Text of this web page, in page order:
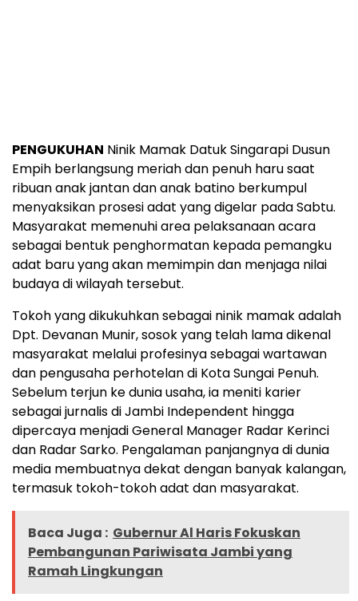
PENGUKUHAN Ninik Mamak Datuk Singarapi Dusun
Empih berlangsung meriah dan penuh haru saat
ribuan anak jantan dan anak batino berkumpul
menyaksikan prosesi adat yang digelar pada Sabtu.
Masyarakat memenuhi area pelaksanaan acara
sebagai bentuk penghormatan kepada pemangku
adat baru yang akan memimpin dan menjaga nilai
budaya di wilayah tersebut.
Tokoh yang dikukuhkan sebagai ninik mamak adalah
Dpt. Devanan Munir, sosok yang telah lama dikenal
masyarakat melalui profesinya sebagai wartawan
dan pengusaha perhotelan di Kota Sungai Penuh.
Sebelum terjun ke dunia usaha, ia meniti karier
sebagai jurnalis di Jambi Independent hingga
dipercaya menjadi General Manager Radar Kerinci
dan Radar Sarko. Pengalaman panjangnya di dunia
media membuatnya dekat dengan banyak kalangan,
termasuk tokoh-tokoh adat dan masyarakat.
Baca Juga : Gubernur Al Haris Fokuskan
Pembangunan Pariwisata Jambi yang
Ramah Lingkungan